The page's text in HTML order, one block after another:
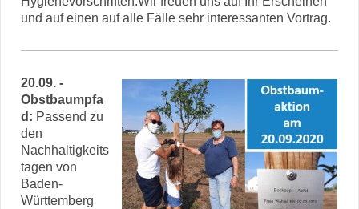
und auf einen auf alle Fälle sehr interessanten Vortrag.
20.09. -
Obstbaumpfa
d: Passend zu
den
Nachhaltigkeits
tagen von
Baden-
Württemberg